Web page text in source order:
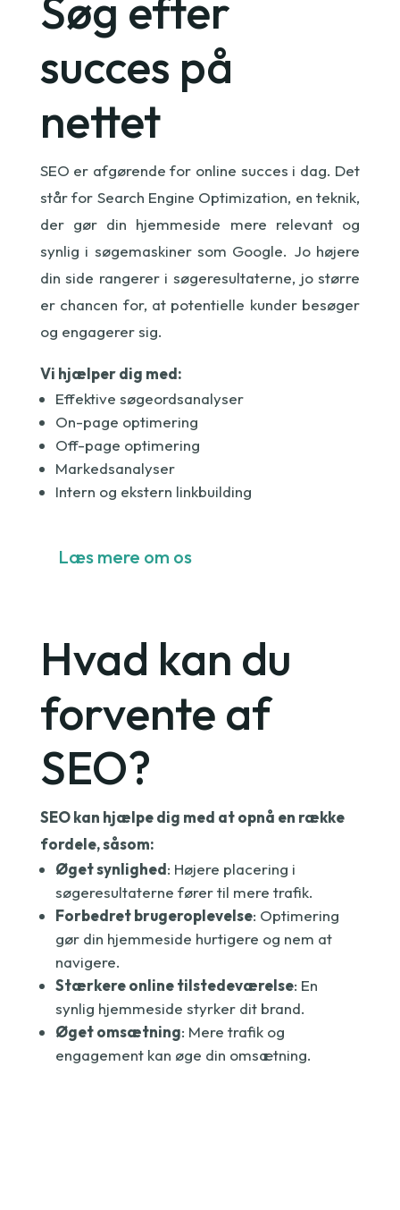
Søg efter
succes på
nettet
SEO er afgørende for online succes i dag. Det
står for Search Engine Optimization, en teknik,
der gør din hjemmeside mere relevant og
synlig i søgemaskiner som Google. Jo højere
din side rangerer i søgeresultaterne, jo større
er chancen for, at potentielle kunder besøger
og engagerer sig.
Vi hjælper dig med:
Effektive søgeordsanalyser
On-page optimering
Off-page optimering
Markedsanalyser
Intern og ekstern linkbuilding
Læs mere om os
Hvad kan du
forvente af
SEO?
SEO kan hjælpe dig med at opnå en række
fordele, såsom:
Øget synlighed: Højere placering i
søgeresultaterne fører til mere trafik.
Forbedret brugeroplevelse: Optimering
gør din hjemmeside hurtigere og nem at
navigere.
Stærkere online tilstedeværelse: En
synlig hjemmeside styrker dit brand.
Øget omsætning: Mere trafik og
engagement kan øge din omsætning.